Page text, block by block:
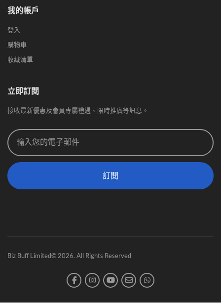
我的帳戶
登入
購物車
收藏清單
立即訂閱
接收最新優惠及會員專屬禮遇、限時推廣等訊息。
訂閱
Biz Buff Limited© 2026. All Rights Reserved